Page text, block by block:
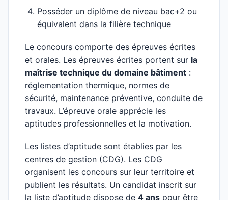
Posséder un diplôme de niveau bac+2 ou
équivalent dans la filière technique
Le concours comporte des épreuves écrites
et orales. Les épreuves écrites portent sur la
maîtrise technique du domaine bâtiment :
réglementation thermique, normes de
sécurité, maintenance préventive, conduite de
travaux. L’épreuve orale apprécie les
aptitudes professionnelles et la motivation.
Les listes d’aptitude sont établies par les
centres de gestion (CDG). Les CDG
organisent les concours sur leur territoire et
publient les résultats. Un candidat inscrit sur
la liste d’aptitude dispose de 4 ans pour être